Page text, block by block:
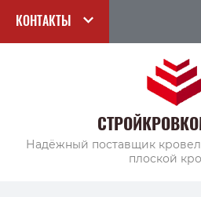
КОНТАКТЫ
Надёжный поставщик
плоской